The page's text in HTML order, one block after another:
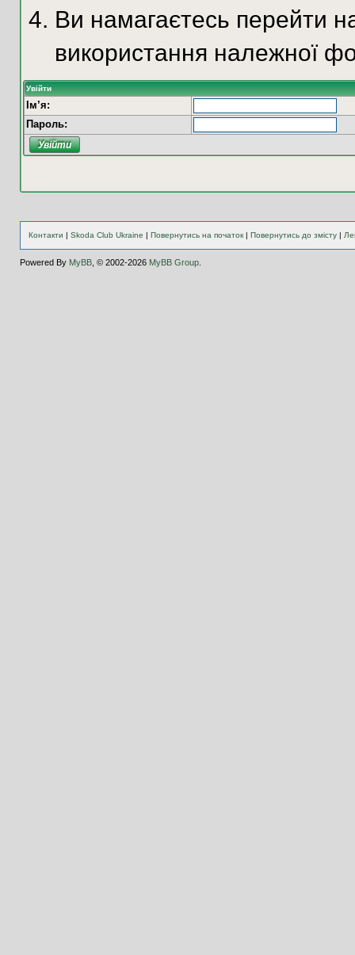
Ви намагаєтесь перейти
використання належної
Увійти
Ім’я:
Пароль:
Контакти | Skoda Club Ukraine | Повернутись на початок| Повернутись до змісту|
Powered By MyBB, © 2002-2026 MyBB Group.